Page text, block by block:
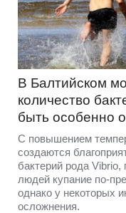
В Балтийском
количество
быть особенно
С повышением
создаются
бактерий рода
людей купание по-
однако у некоторых
осложнения.